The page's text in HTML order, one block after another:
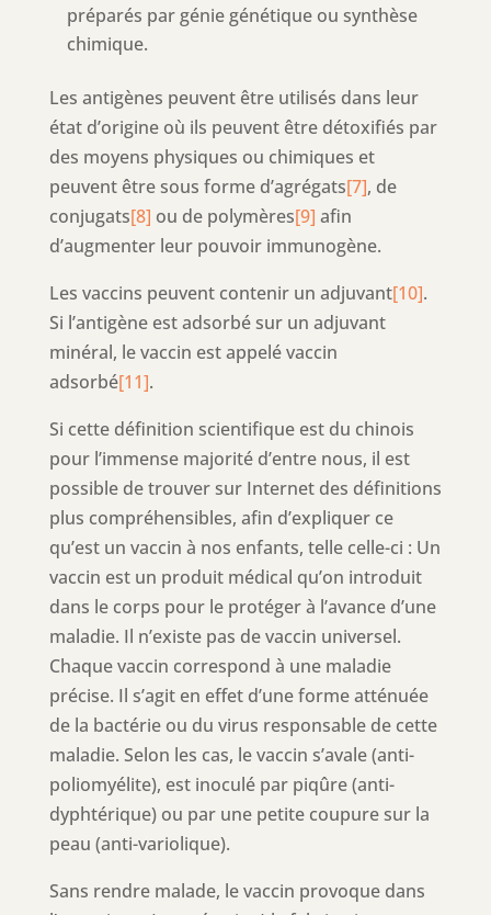
préparés par génie génétique ou synthèse
chimique.
Les antigènes peuvent être utilisés dans leur
état d’origine où ils peuvent être détoxifiés par
des moyens physiques ou chimiques et
peuvent être sous forme d’agrégats[7], de
conjugats[8] ou de polymères[9] afin
d’augmenter leur pouvoir immunogène.
Les vaccins peuvent contenir un adjuvant[10].
Si l’antigène est adsorbé sur un adjuvant
minéral, le vaccin est appelé vaccin
adsorbé[11].
Si cette définition scientifique est du chinois
pour l’immense majorité d’entre nous, il est
possible de trouver sur Internet des définitions
plus compréhensibles, afin d’expliquer ce
qu’est un vaccin à nos enfants, telle celle-ci : Un
vaccin est un produit médical qu’on introduit
dans le corps pour le protéger à l’avance d’une
maladie. Il n’existe pas de vaccin universel.
Chaque vaccin correspond à une maladie
précise. Il s’agit en effet d’une forme atténuée
de la bactérie ou du virus responsable de cette
maladie. Selon les cas, le vaccin s’avale (anti-
poliomyélite), est inoculé par piqûre (anti-
dyphtérique) ou par une petite coupure sur la
peau (anti-variolique).
Sans rendre malade, le vaccin provoque dans